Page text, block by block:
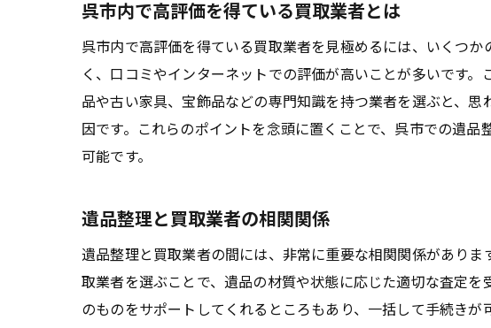
初め
買取業
呉市で
遺品整
適切な
呉市の
買取業
呉市内で高評価を得ている買取業者とは
呉市内で高評価を得ている買取業者を見極めるには、いくつ
く、口コミやインターネットでの評価が高いことが多いです
品や古い家具、宝飾品などの専門知識を持つ業者を選ぶと、
因です。これらのポイントを念頭に置くことで、呉市での遺
可能です。
遺品整理と買取業者の相関関係
遺品整理と買取業者の間には、非常に重要な相関関係があり
取業者を選ぶことで、遺品の材質や状態に応じた適切な査定
のものをサポートしてくれるところもあり、一括して手続き